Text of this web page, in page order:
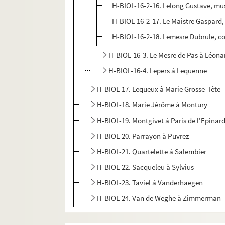
H-BIOL-16-2-16. Lelong Gustave,
H-BIOL-16-2-17. Le Maistre
H-BIOL-16-2-18. Lemesre Dubrule,
H-BIOL-16-3. Le Mesre de Pas à
H-BIOL-16-4. Lepers à Lequenne
H-BIOL-17. Lequeux à Marie Grosse-Tête
H-BIOL-18. Marie Jérôme à Montury
H-BIOL-19. Montgivet à Paris de
H-BIOL-20. Parrayon à Puvrez
H-BIOL-21. Quartelette à Salembier
H-BIOL-22. Sacqueleu à Sylvius
H-BIOL-23. Taviel à Vanderhaegen
H-BIOL-24. Van de Weghe à Zimmerman